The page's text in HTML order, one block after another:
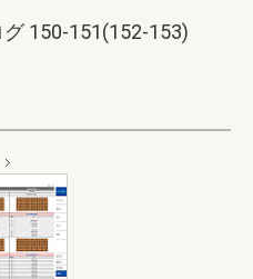
150-151(152-153)